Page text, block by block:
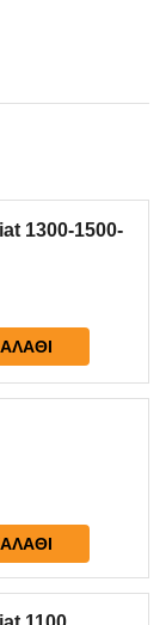
1300-1500-